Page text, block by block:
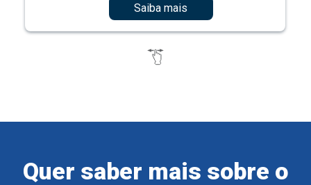
Saiba mais
Quer saber mais sobre o